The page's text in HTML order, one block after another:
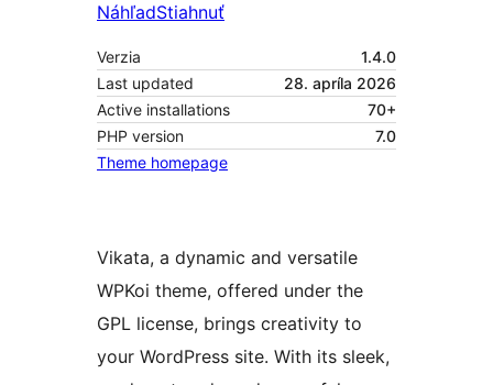
NáhľadStiahnuť
Verzia
1.4.0
Last updated
28. apríla 2026
Active installations
70+
PHP version
7.0
Theme homepage
Vikata, a dynamic and versatile
WPKoi theme, offered under the
GPL license, brings creativity to
your WordPress site. With its sleek,